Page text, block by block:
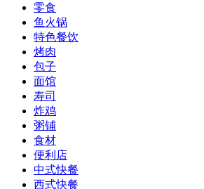
零食
鱼火锅
特色餐饮
烤肉
包子
面馆
寿司
炸鸡
粥铺
食材
便利店
中式快餐
西式快餐